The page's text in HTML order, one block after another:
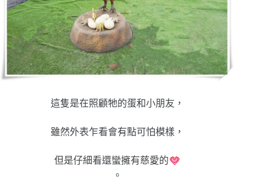
這隻是在照顧牠的蛋和小朋友，
雖然外表乍看會有點可怕模樣，
但是仔細看還蠻擁有慈愛的
。